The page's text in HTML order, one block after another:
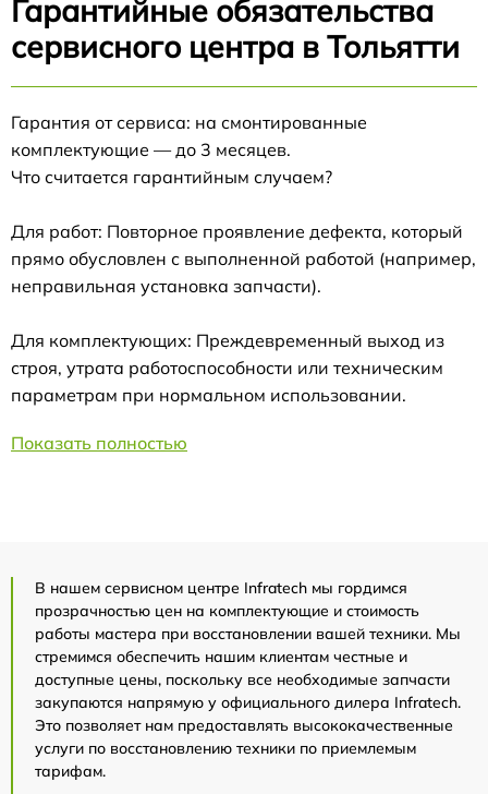
Гарантийные обязательства
сервисного центра в Тольятти
Гарантия от сервиса: на смонтированные
комплектующие — до 3 месяцев.
Что считается гарантийным случаем?
Для работ: Повторное проявление дефекта, который
прямо обусловлен с выполненной работой (например,
неправильная установка запчасти).
Для комплектующих: Преждевременный выход из
строя, утрата работоспособности или техническим
параметрам при нормальном использовании.
Показать полностью
В нашем сервисном центре Infratech мы гордимся
прозрачностью цен на комплектующие и стоимость
работы мастера при восстановлении вашей техники. Мы
стремимся обеспечить нашим клиентам честные и
доступные цены, поскольку все необходимые запчасти
закупаются напрямую у официального дилера Infratech.
Это позволяет нам предоставлять высококачественные
услуги по восстановлению техники по приемлемым
тарифам.